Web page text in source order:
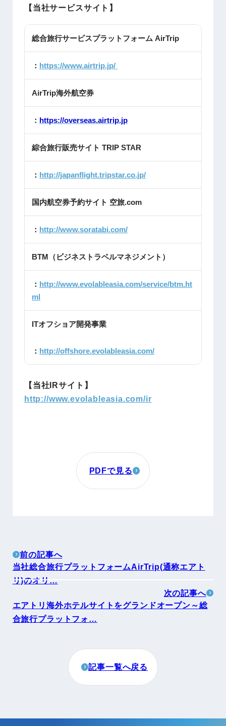
【当社サービスサイト】
総合旅行サービスプラットフォーム AirTrip
： https://www.airtrip.jp/
AirTrip海外航空券
： https://overseas.airtrip.jp
綜合旅行販売サイト TRIP STAR
： http://japanflight.tripstar.co.jp/
国内航空券予約サイト 空旅.com
： http://www.soratabi.com/
BTM（ビジネストラベルマネジメント）
： http://www.evolableasia.com/service/btm.ht
ml
ITオフショア開発事業
： http://offshore.evolableasia.com/
【当社IRサイト】
http://www.evolableasia.com/ir
PDFで見る
前の記事へ
当社総合旅行プラットフォームAirTrip(通称エアト
リ)のオリ…
次の記事へ
エアトリ海外ホテルサイトをグランドオープン～総
合旅行プラットフォ…
記事一覧へ戻る